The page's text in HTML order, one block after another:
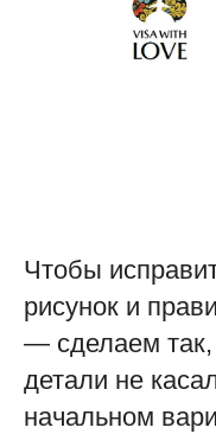
Чтобы
рисунок и
— сделаем так,
детали не
начальном